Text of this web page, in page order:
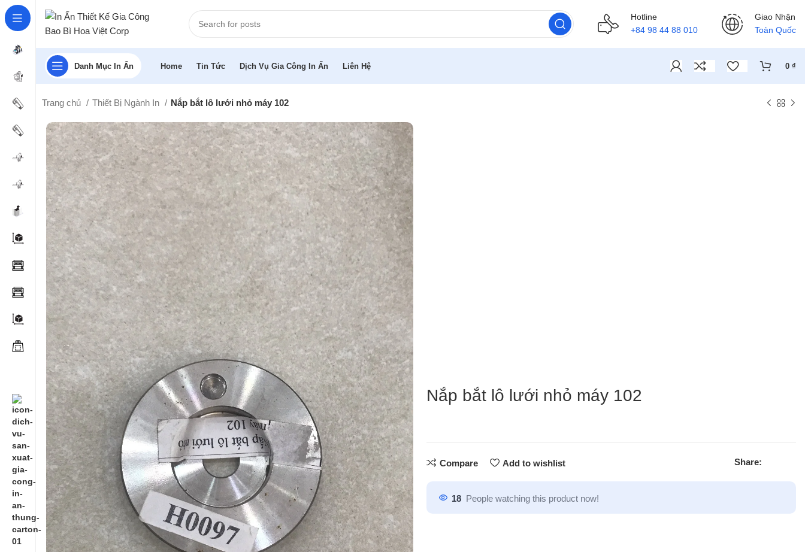
Hotline
+84 98 44 88 010
Giao Nhận
Toàn Quốc
Danh Mục In Ấn Home Tin Tức Dịch Vụ Gia Công In Ấn Liên Hệ 0 ₫
Trang chủ Thiết Bị Ngành In Nắp bắt lô lưới nhỏ máy 102
Nắp bắt lô lưới nhỏ máy 102
Compare Add to wishlist Share:
18 People watching this product now!